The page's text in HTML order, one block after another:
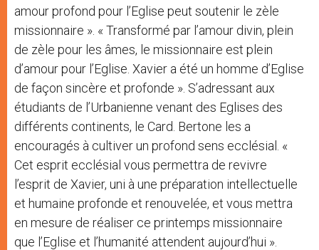
amour profond pour l’Eglise peut soutenir le zèle
missionnaire ». « Transformé par l’amour divin, plein
de zèle pour les âmes, le missionnaire est plein
d’amour pour l’Eglise. Xavier a été un homme d’Eglise
de façon sincère et profonde ». S’adressant aux
étudiants de l’Urbanienne venant des Eglises des
différents continents, le Card. Bertone les a
encouragés à cultiver un profond sens ecclésial. «
Cet esprit ecclésial vous permettra de revivre
l’esprit de Xavier, uni à une préparation intellectuelle
et humaine profonde et renouvelée, et vous mettra
en mesure de réaliser ce printemps missionnaire
que l’Eglise et l’humanité attendent aujourd’hui ».